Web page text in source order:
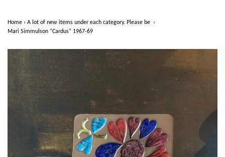
Home › A lot of new items under each category. Please be ›
Mari Simmulson ”Cardus” 1967-69